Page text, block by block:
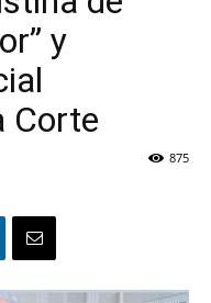
y
Corte
875